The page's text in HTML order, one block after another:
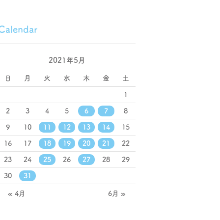
2021年5月
日 月 火 水 木 金 土
1
2 3 4 5 6 7 8
9 10 11 12 13 14 15
16 17 18 19 20 21 22
23 24 25 26 27 28 29
30 31
« 4月 6月 »